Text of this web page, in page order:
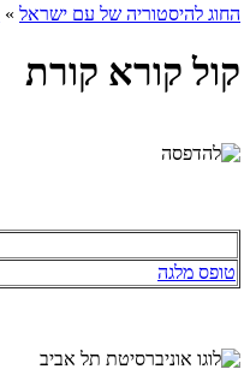
החוג להיסטוריה של עם ישראל »
קול קורא קורת
טופס מלגה